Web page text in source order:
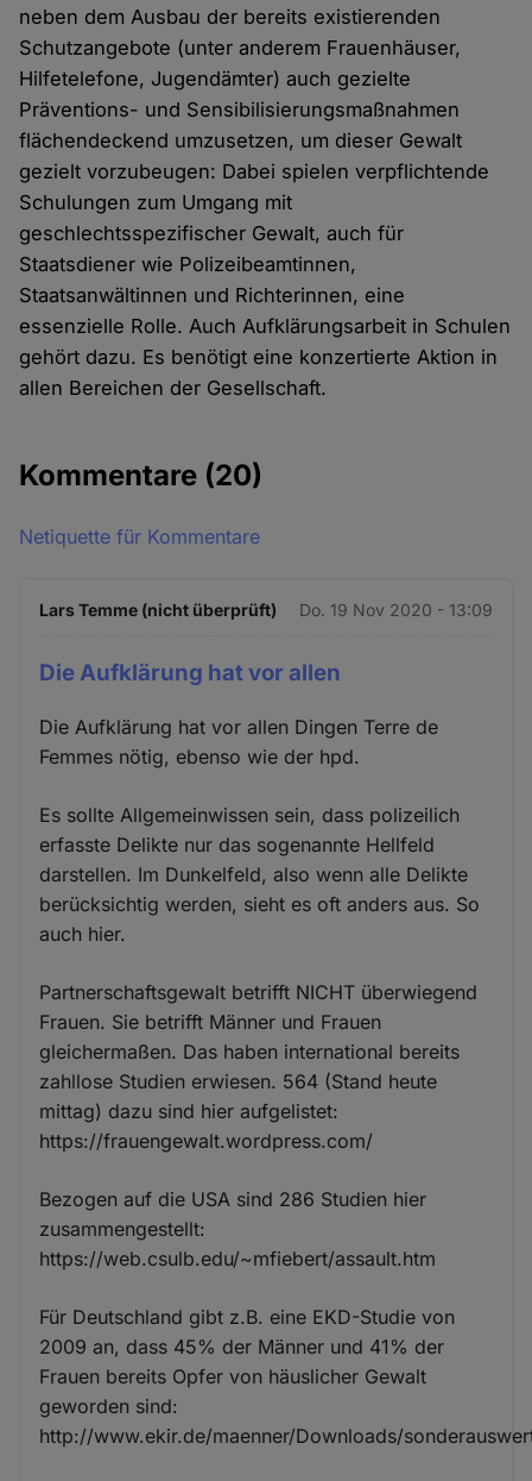
neben dem Ausbau der bereits existierenden
Schutzangebote (unter anderem Frauenhäuser,
Hilfetelefone, Jugendämter) auch gezielte
Präventions- und Sensibilisierungsmaßnahmen
flächendeckend umzusetzen, um dieser Gewalt
gezielt vorzubeugen: Dabei spielen verpflichtende
Schulungen zum Umgang mit
geschlechtsspezifischer Gewalt, auch für
Staatsdiener wie Polizeibeamtinnen,
Staatsanwältinnen und Richterinnen, eine
essenzielle Rolle. Auch Aufklärungsarbeit in Schulen
gehört dazu. Es benötigt eine konzertierte Aktion in
allen Bereichen der Gesellschaft.
Kommentare (20)
Netiquette für Kommentare
Lars Temme (nicht überprüft) Do. 19 Nov 2020 - 13:09
Die Aufklärung hat vor allen
Die Aufklärung hat vor allen Dingen Terre de
Femmes nötig, ebenso wie der hpd.
Es sollte Allgemeinwissen sein, dass polizeilich
erfasste Delikte nur das sogenannte Hellfeld
darstellen. Im Dunkelfeld, also wenn alle Delikte
berücksichtig werden, sieht es oft anders aus. So
auch hier.
Partnerschaftsgewalt betrifft NICHT überwiegend
Frauen. Sie betrifft Männer und Frauen
gleichermaßen. Das haben international bereits
zahllose Studien erwiesen. 564 (Stand heute
mittag) dazu sind hier aufgelistet:
https://frauengewalt.wordpress.com/
Bezogen auf die USA sind 286 Studien hier
zusammengestellt:
https://web.csulb.edu/~mfiebert/assault.htm
Für Deutschland gibt z.B. eine EKD-Studie von
2009 an, dass 45% der Männer und 41% der
Frauen bereits Opfer von häuslicher Gewalt
geworden sind:
http://www.ekir.de/maenner/Downloads/